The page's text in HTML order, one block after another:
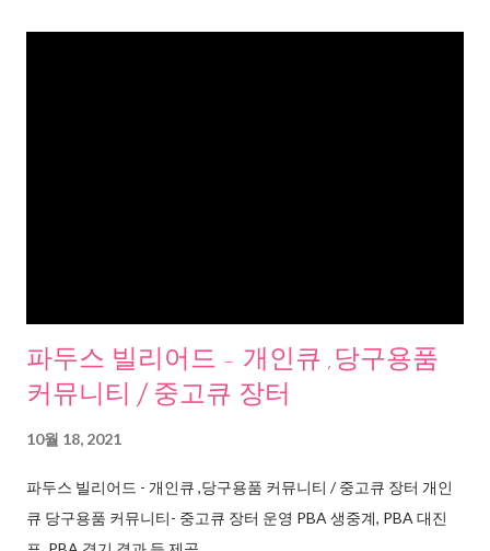
파두스 빌리어드 - 개인큐 ,당구용품
커뮤니티 / 중고큐 장터
10월 18, 2021
파두스 빌리어드 - 개인큐 ,당구용품 커뮤니티 / 중고큐 장터 개인
큐 당구용품 커뮤니티- 중고큐 장터 운영 PBA 생중계, PBA 대진